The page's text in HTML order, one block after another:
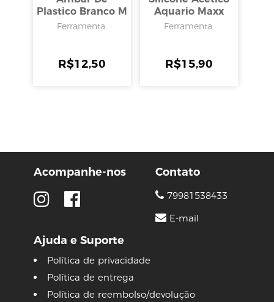
Plastico Branco M
1kg, Tek Bond
Ferramenta
R$12,50
Aquario Maxx
50g, Tek Bond
Ferramenta
R$15,90
Acompanhe-nos
Ajuda e Suporte
Política de privacidade
Política de entrega
Política de reembolso/devolução
Contato
79981538433
E-mail